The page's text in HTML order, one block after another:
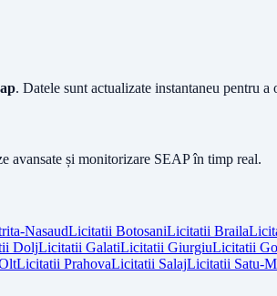
. Datele sunt actualizate instantaneu pentru
avansate și monitorizare SEAP în timp real.
NasaudLicitatii BotosaniLicitatii Braila
DoljLicitatii GalatiLicitatii GiurgiuLicitatii
Licitatii PrahovaLicitatii SalajLicitatii Satu-